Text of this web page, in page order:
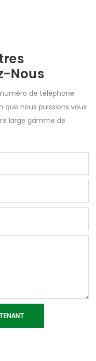
Nous
de téléphone
nous puissions vous
large gamme de